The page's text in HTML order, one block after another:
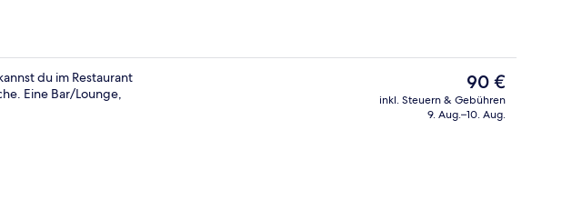
Ansicht von oben
du im Restaurant
Eine Bar/Lounge,
Der
aktuelle
Preis
90 €
inkl. Steuern & Gebühren
9. Aug.–10. Aug.